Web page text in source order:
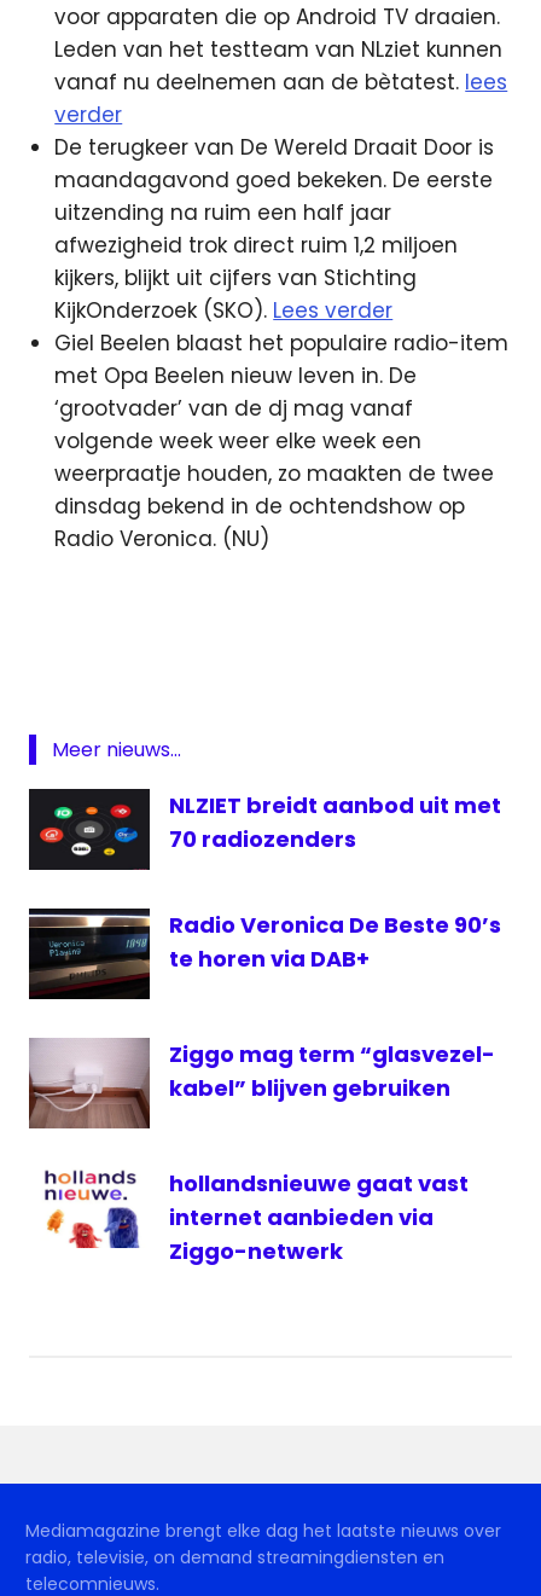
voor apparaten die op Android TV draaien.
Leden van het testteam van NLziet kunnen
vanaf nu deelnemen aan de bètatest. lees
verder
De terugkeer van De Wereld Draait Door is
maandagavond goed bekeken. De eerste
uitzending na ruim een half jaar
afwezigheid trok direct ruim 1,2 miljoen
kijkers, blijkt uit cijfers van Stichting
KijkOnderzoek (SKO). Lees verder
Giel Beelen blaast het populaire radio-item
met Opa Beelen nieuw leven in. De
‘grootvader’ van de dj mag vanaf
volgende week weer elke week een
weerpraatje houden, zo maakten de twee
dinsdag bekend in de ochtendshow op
Radio Veronica. (NU)
Discovery
kijkcijfers
Netflix
NLziet
Radio
538
Radio
veronica
top
ziggo
Meer nieuws...
NLZIET breidt aanbod uit met
70 radiozenders
Radio Veronica De Beste 90’s
te horen via DAB+
Ziggo mag term “glasvezel-
kabel” blijven gebruiken
hollandsnieuwe gaat vast
internet aanbieden via
Ziggo-netwerk
Mediamagazine brengt elke dag het laatste nieuws over
radio, televisie, on demand streamingdiensten en
telecomnieuws.